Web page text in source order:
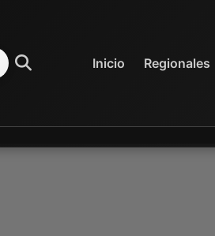
Inicio Regionales